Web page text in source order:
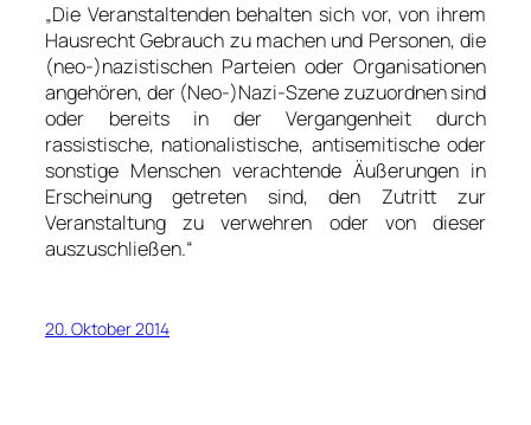
„Die Veranstaltenden behalten sich vor, von ihrem
Hausrecht Gebrauch zu machen und Personen, die
(neo-)nazistischen Parteien oder Organisationen
angehören, der (Neo-)Nazi-Szene zuzuordnen sind
oder bereits in der Vergangenheit durch
rassistische, nationalistische, antisemitische oder
sonstige Menschen verachtende Äußerungen in
Erscheinung getreten sind, den Zutritt zur
Veranstaltung zu verwehren oder von dieser
auszuschließen.“
20. Oktober 2014